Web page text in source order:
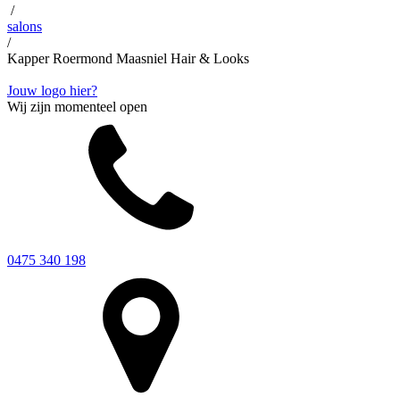
/
salons
/
Kapper Roermond Maasniel Hair & Looks
Jouw logo hier?
Wij zijn momenteel open
0475 340 198